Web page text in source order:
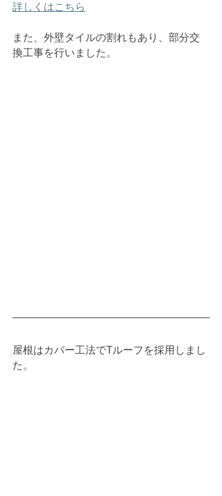
詳しくはこちら
また、外壁タイルの割れもあり、部分交
換工事を行いました。
屋根はカバー工法でTルーフを採用しまし
た。